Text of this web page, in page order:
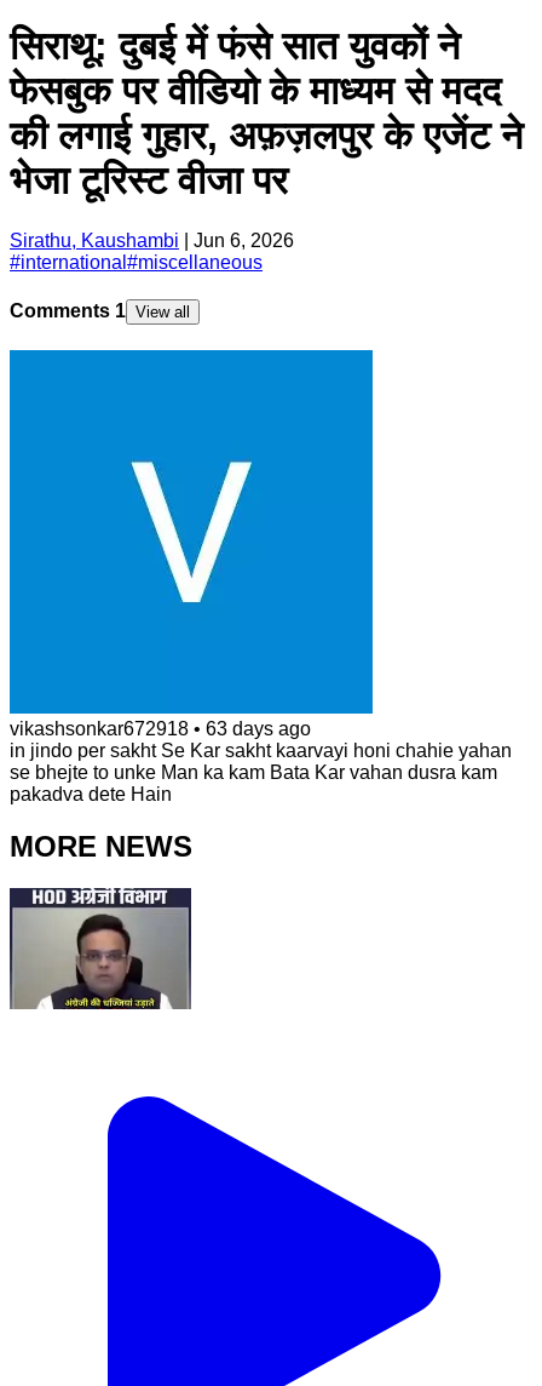
सिराथू: दुबई में फंसे सात युवकों ने
फेसबुक पर वीडियो के माध्यम से मदद
की लगाई गुहार, अफ़ज़लपुर के एजेंट ने
भेजा टूरिस्ट वीजा पर
Sirathu, Kaushambi
Jun 6, 2026
#international #miscellaneous
Comments 1 View all
vikashsonkar672918 • 63 days ago
in jindo per sakht Se Kar sakht kaarvayi honi chahie yahan
se bhejte to unke Man ka kam Bata Kar vahan dusra kam
pakadva dete Hain
MORE NEWS